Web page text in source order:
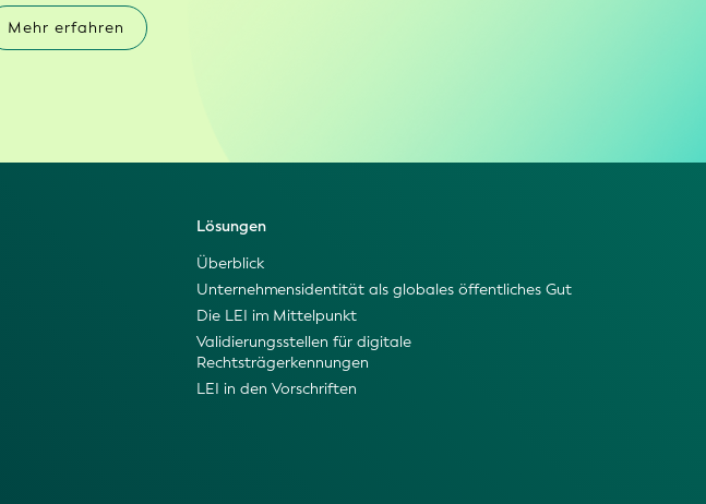
Mehr erfahren
Lösungen
Überblick
Unternehmensidentität als globales öffentliches Gut
Die LEI im Mittelpunkt
Validierungsstellen für digitale
Rechtsträgerkennungen
LEI in den Vorschriften